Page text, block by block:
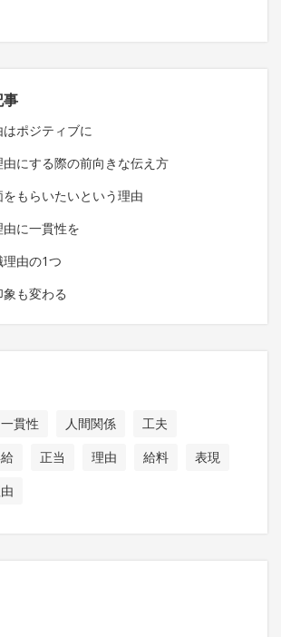
事
ポジティブに
にする際の前向きな伝え方
もらいたいという理由
に一貫性を
由の1つ
も変わる
一貫性 人間関係
工夫
正当 理由 給料
表現